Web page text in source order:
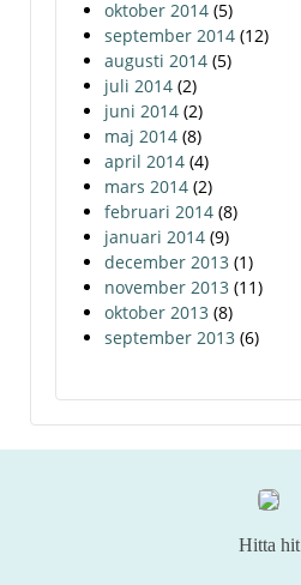
oktober 2014 (5)
september 2014 (12)
augusti 2014 (5)
juli 2014 (2)
juni 2014 (2)
maj 2014 (8)
april 2014 (4)
mars 2014 (2)
februari 2014 (8)
januari 2014 (9)
december 2013 (1)
november 2013 (11)
oktober 2013 (8)
september 2013 (6)
Hitta hit